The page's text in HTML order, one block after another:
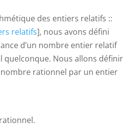
des entiers relatifs ::
relatifs], nous avons défini
d’un nombre entier relatif
quelconque. Nous allons définir
nombre rationnel par un entier